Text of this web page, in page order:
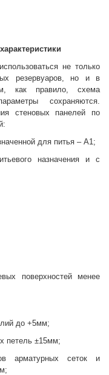
не только
резервуаров, но и в
как правило, схема
сохраняются.
стеновых панелей по
для питья – А1;
назначения и с
поверхностей менее
до +5мм;
петель ±15мм;
арматурных сеток и